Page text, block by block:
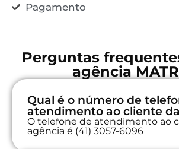
Pagamento
Perguntas
agência
Qual é o número de
atendimento ao cliente da
O telefone de atendimento ao
agência é (41) 3057-6096